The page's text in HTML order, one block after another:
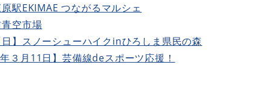
駅EKIMAE つながるマルシェ
空市場
日】スノーシューハイクinひろしま県民の森
３月11日】芸備線deスポーツ応援！